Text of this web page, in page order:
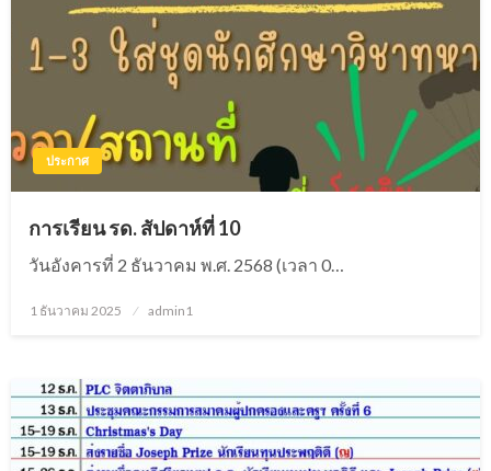
ประกาศ
การเรียน รด. สัปดาห์ที่ 10
วันอังคารที่ 2 ธันวาคม พ.ศ. 2568 (เวลา 0…
Posted
1 ธันวาคม 2025 admin1